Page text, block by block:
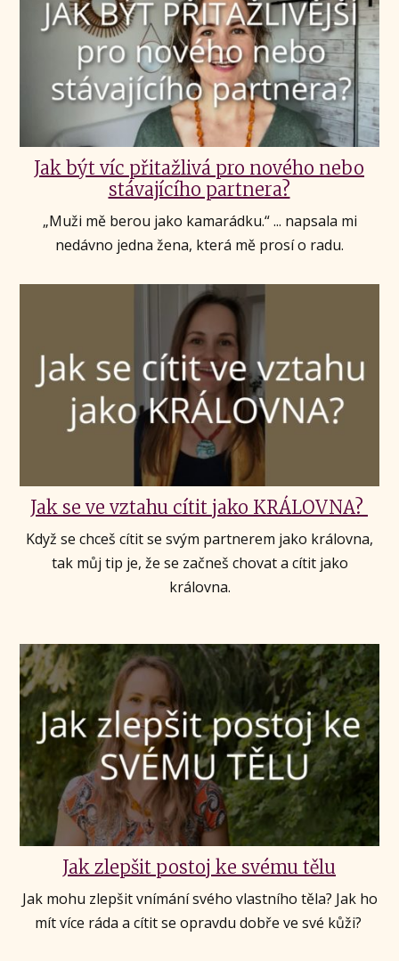
Jak být víc přitažlivá pro nového nebo
stávajícího partnera?
„Muži mě berou jako kamarádku.“ ... napsala mi
nedávno jedna žena, která mě prosí o radu.
Jak se ve vztahu cítit jako KRÁLOVNA?
Když se chceš cítit se svým partnerem jako královna,
tak můj tip je, že se začneš chovat a cítit jako
královna.
Jak zlepšit postoj ke svému tělu
Jak mohu zlepšit vnímání svého vlastního těla? Jak ho
mít více ráda a cítit se opravdu dobře ve své kůži?